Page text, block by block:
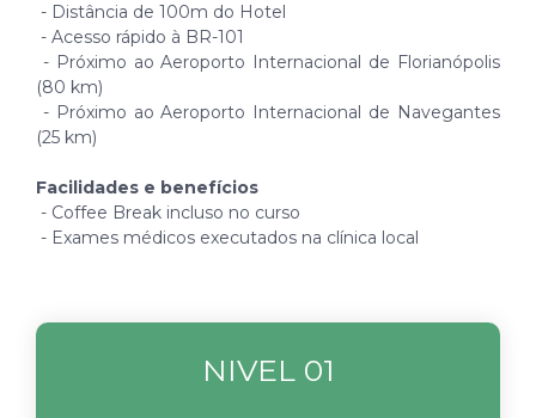
- Distância de 100m do Hotel
- Acesso rápido à BR-101
- Próximo ao Aeroporto Internacional de Florianópolis
(80 km)
- Próximo ao Aeroporto Internacional de Navegantes
(25 km)
Facilidades e benefícios
- Coffee Break incluso no curso
- Exames médicos executados na clínica local
NIVEL 01